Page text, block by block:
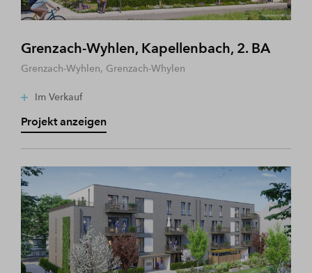
Grenzach-Wyhlen, Kapellenbach, 2. BA
Grenzach-Wyhlen, Grenzach-Whylen
Im Verkauf
Projekt anzeigen